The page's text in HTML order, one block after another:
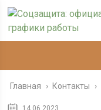
Главная › Контакты ›
14.06.2023